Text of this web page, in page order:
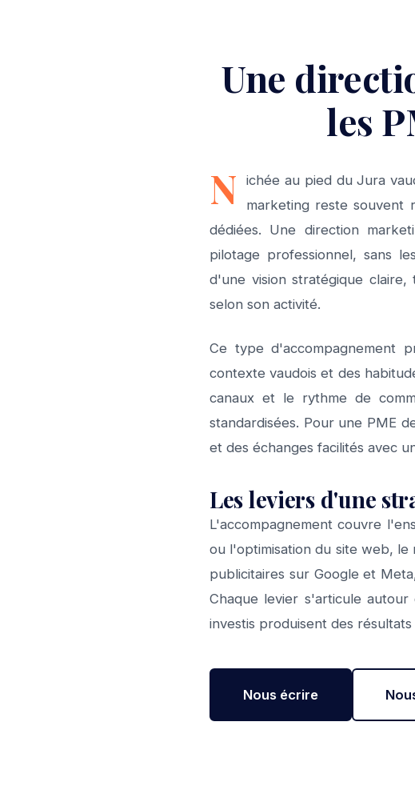
Une
les
N
ichée au pied du Jura
marketing reste souvent
dédiées. Une direction
pilotage professionnel, sans
d'une vision stratégique
selon son activité.
Ce type d'accompagnement
contexte vaudois et des
canaux et le rythme de
standardisées. Pour une PME
et des échanges facilités avec
Les leviers d'une
L'accompagnement couvre
ou l'optimisation du site web, le
publicitaires sur Google et
Chaque levier s'articule
investis produisent des
Nous écrire